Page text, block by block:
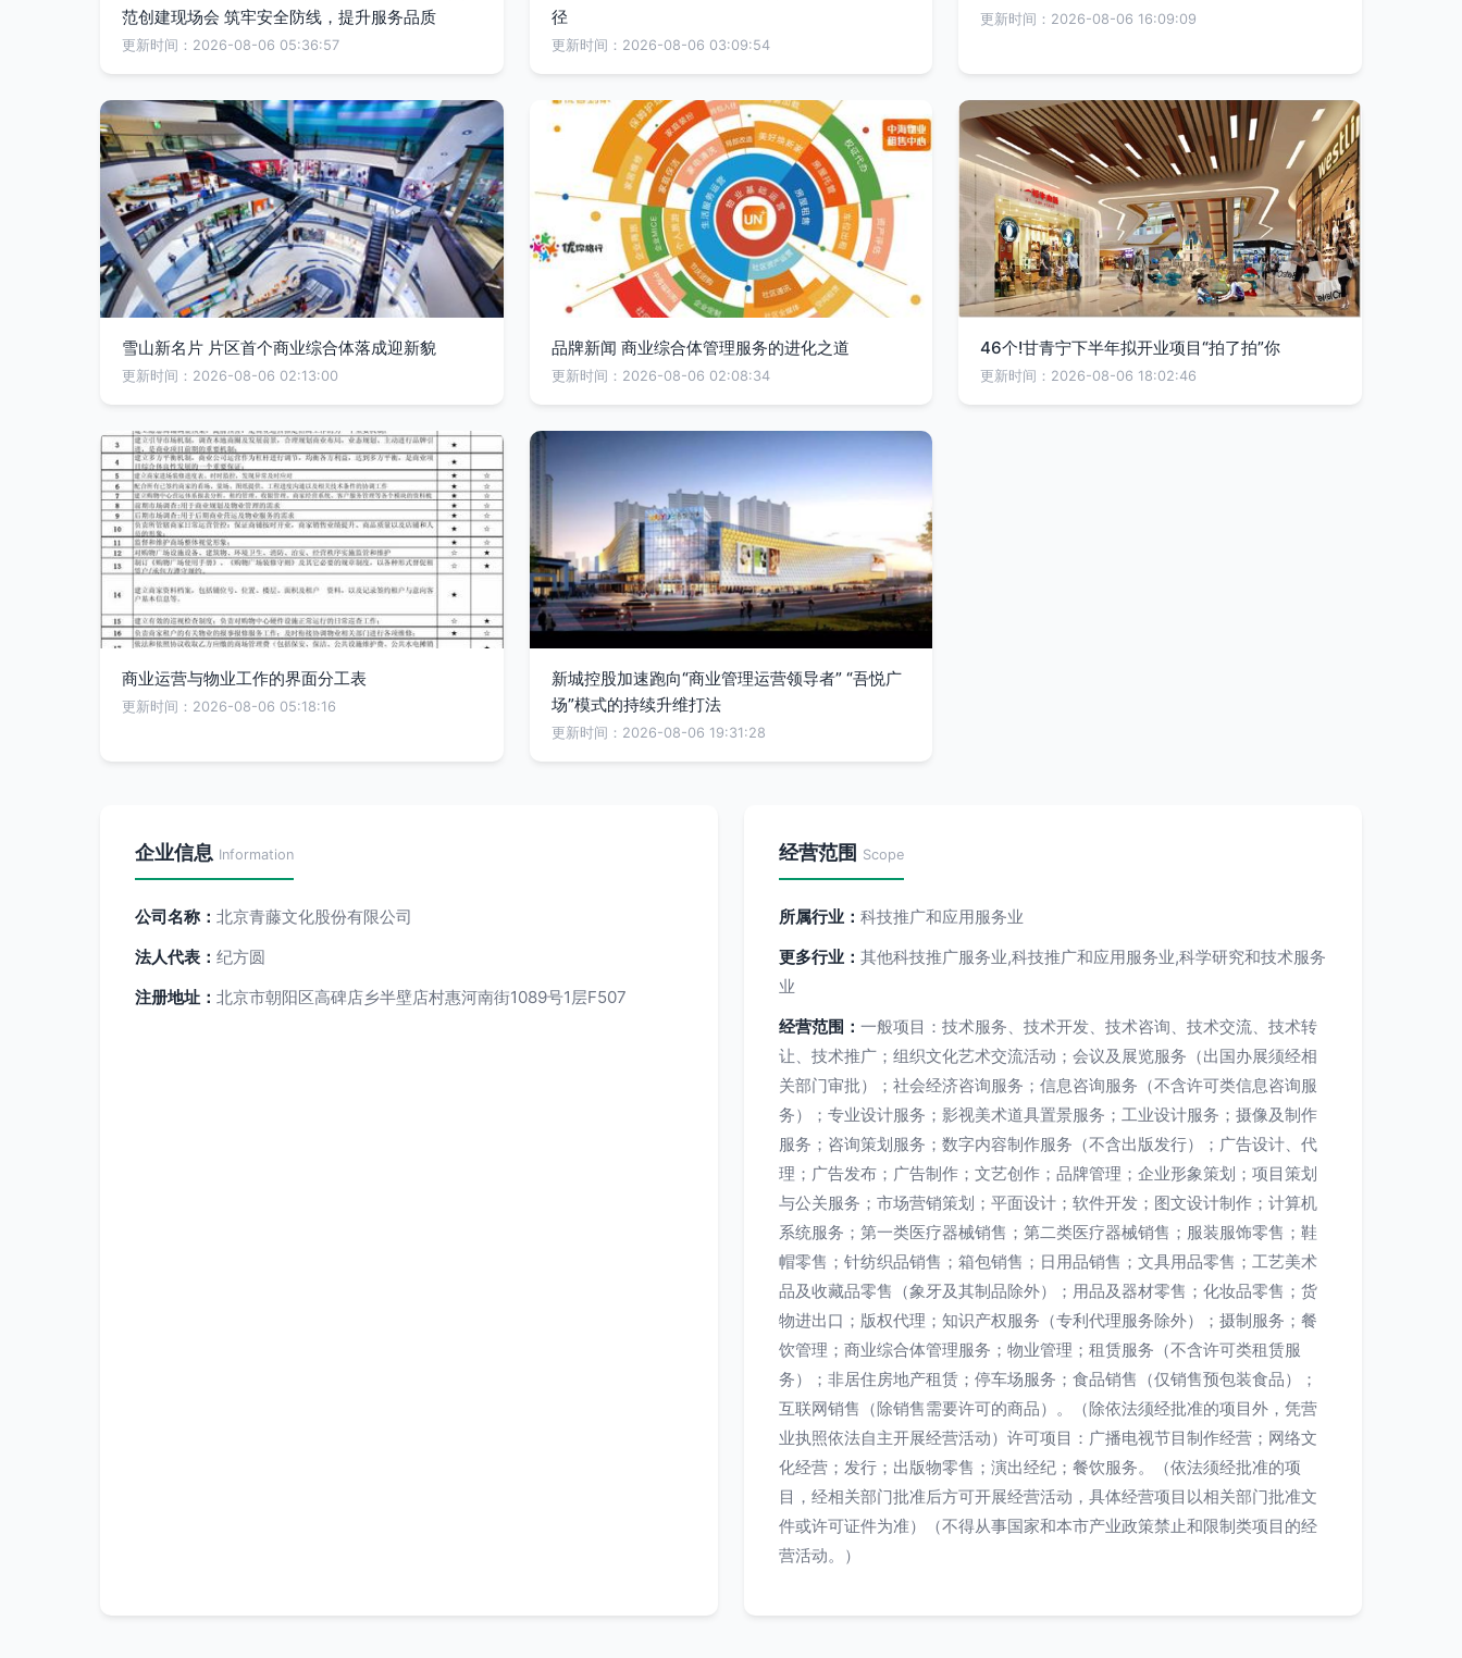
范创建现场会 筑牢安全防线，提升服务品质
更新时间：2026-08-06 05:36:57
径
更新时间：2026-08-06 03:09:54
更新时间：2026-08-06 16:09:09
雪山新名片 片区首个商业综合体落成迎新貌
更新时间：2026-08-06 02:13:00
品牌新闻 商业综合体管理服务的进化之道
更新时间：2026-08-06 02:08:34
46个!甘青宁下半年拟开业项目“拍了拍”你
更新时间：2026-08-06 18:02:46
商业运营与物业工作的界面分工表
更新时间：2026-08-06 05:18:16
新城控股加速跑向“商业管理运营领导者” “吾悦广
场”模式的持续升维打法
更新时间：2026-08-06 19:31:28
企业信息 Information
公司名称： 北京青藤文化股份有限公司
法人代表： 纪方圆
注册地址： 北京市朝阳区高碑店乡半壁店村惠河南街1089号1层F507
经营范围 Scope
所属行业： 科技推广和应用服务业
更多行业： 其他科技推广服务业,科技推广和应用服务业,科学研究和技术服务
业
经营范围： 一般项目：技术服务、技术开发、技术咨询、技术交流、技术转
让、技术推广；组织文化艺术交流活动；会议及展览服务（出国办展须经相
关部门审批）；社会经济咨询服务；信息咨询服务（不含许可类信息咨询服
务）；专业设计服务；影视美术道具置景服务；工业设计服务；摄像及制作
服务；咨询策划服务；数字内容制作服务（不含出版发行）；广告设计、代
理；广告发布；广告制作；文艺创作；品牌管理；企业形象策划；项目策划
与公关服务；市场营销策划；平面设计；软件开发；图文设计制作；计算机
系统服务；第一类医疗器械销售；第二类医疗器械销售；服装服饰零售；鞋
帽零售；针纺织品销售；箱包销售；日用品销售；文具用品零售；工艺美术
品及收藏品零售（象牙及其制品除外）；用品及器材零售；化妆品零售；货
物进出口；版权代理；知识产权服务（专利代理服务除外）；摄制服务；餐
饮管理；商业综合体管理服务；物业管理；租赁服务（不含许可类租赁服
务）；非居住房地产租赁；停车场服务；食品销售（仅销售预包装食品）；
互联网销售（除销售需要许可的商品）。（除依法须经批准的项目外，凭营
业执照依法自主开展经营活动）许可项目：广播电视节目制作经营；网络文
化经营；发行；出版物零售；演出经纪；餐饮服务。（依法须经批准的项
目，经相关部门批准后方可开展经营活动，具体经营项目以相关部门批准文
件或许可证件为准）（不得从事国家和本市产业政策禁止和限制类项目的经
营活动。）